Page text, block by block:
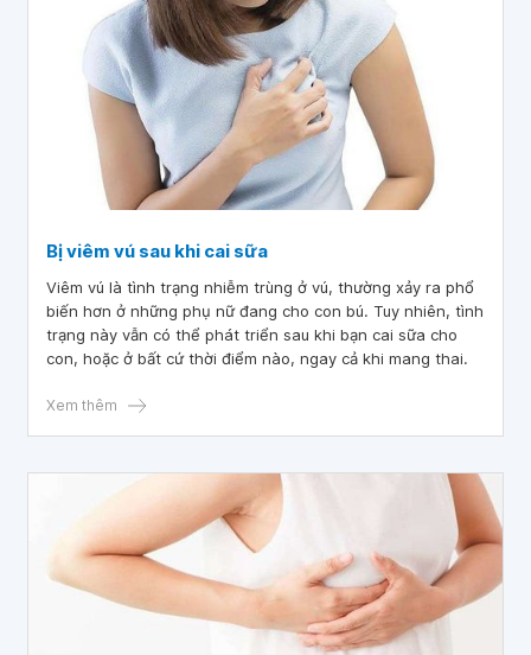
Bị viêm vú sau khi cai sữa
Viêm vú là tình trạng nhiễm trùng ở vú, thường xảy ra phổ
biến hơn ở những phụ nữ đang cho con bú. Tuy nhiên, tình
trạng này vẫn có thể phát triển sau khi bạn cai sữa cho
con, hoặc ở bất cứ thời điểm nào, ngay cả khi mang thai.
Xem thêm